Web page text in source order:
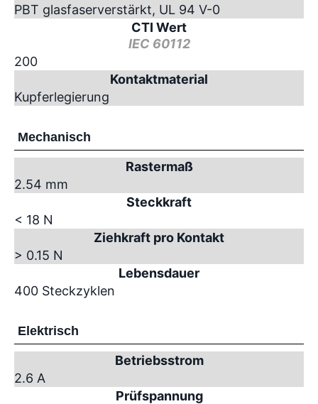
PBT glasfaserverstärkt, UL 94 V-0
CTI Wert
IEC 60112
200
Kontaktmaterial
Kupferlegierung
Mechanisch
Rastermaß
2.54 mm
Steckkraft
< 18 N
Ziehkraft pro Kontakt
> 0.15 N
Lebensdauer
400 Steckzyklen
Elektrisch
Betriebsstrom
2.6 A
Prüfspannung